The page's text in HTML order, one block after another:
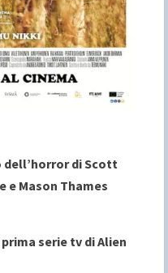
dell’horror di Scott
e Mason Thames
prima serie tv di Alien